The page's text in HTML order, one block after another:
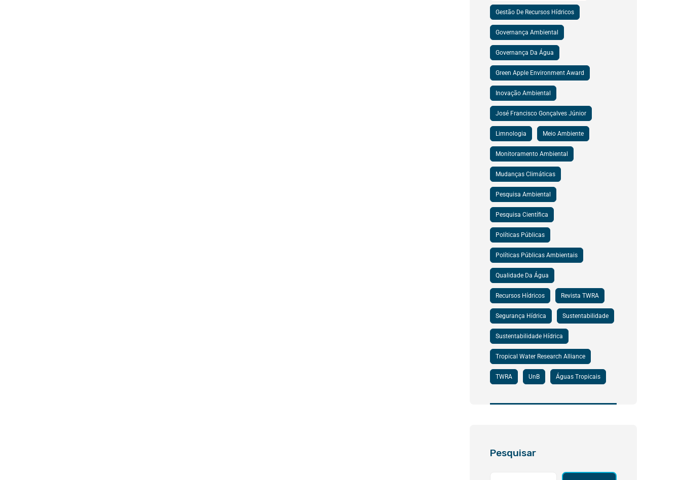
Gestão De Recursos Hídricos
Governança Ambiental
Governança Da Água
Green Apple Environment Award
Inovação Ambiental
José Francisco Gonçalves Júnior
Limnologia Meio Ambiente
Monitoramento Ambiental
Mudanças Climáticas
Pesquisa Ambiental
Pesquisa Científica
Políticas Públicas
Políticas Públicas Ambientais
Qualidade Da Água
Recursos Hídricos Revista TWRA
Segurança Hídrica Sustentabilidade
Sustentabilidade Hídrica
Tropical Water Research Alliance
TWRA UnB Águas Tropicais
Pesquisar